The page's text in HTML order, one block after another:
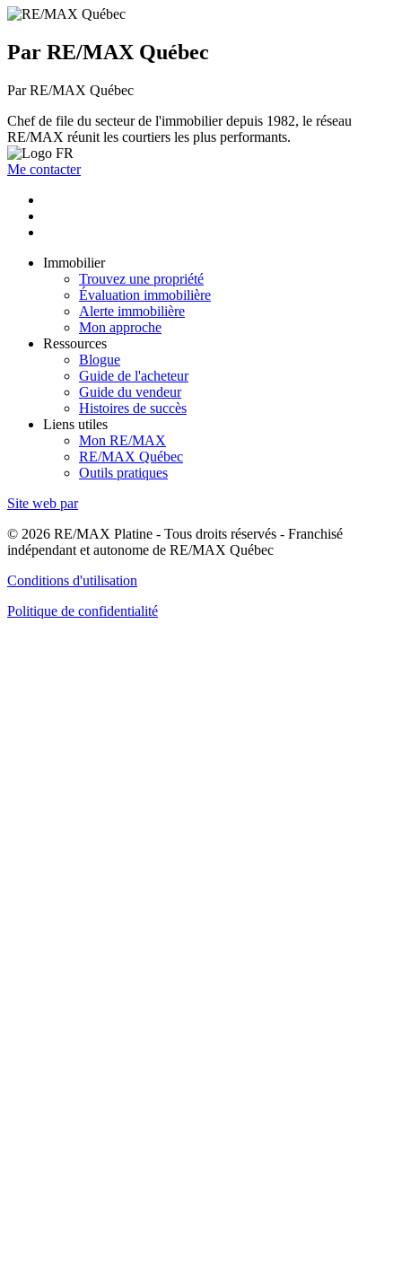
Par RE/MAX Québec
Par RE/MAX Québec
Chef de file du secteur de l'immobilier depuis 1982, le réseau
RE/MAX réunit les courtiers les plus performants.
Me contacter
Immobilier
Trouvez une propriété
Évaluation immobilière
Alerte immobilière
Mon approche
Ressources
Blogue
Guide de l'acheteur
Guide du vendeur
Histoires de succès
Liens utiles
Mon RE/MAX
RE/MAX Québec
Outils pratiques
Site web par
© 2026 RE/MAX Platine - Tous droits réservés - Franchisé
indépendant et autonome de RE/MAX Québec
Conditions d'utilisation
Politique de confidentialité